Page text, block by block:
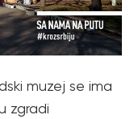
muzej se ima
zgradi